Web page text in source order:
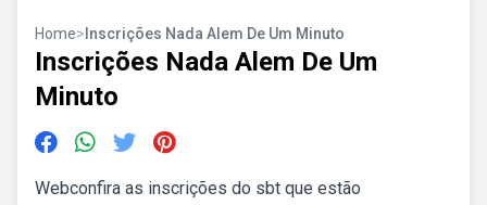
Home> Inscrições Nada Alem De Um Minuto
Inscrições Nada Alem De Um
Minuto
Webconfira as inscrições do sbt que estão